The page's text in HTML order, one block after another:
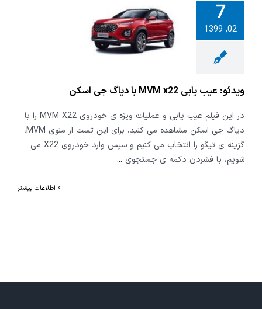
7
02, 1399
عیب یابی
MVM x22 با دیاگ
اسکن
ویدئو: عیب یابی MVM x22 با دیاگ جی اسکن
در این فیلم عیب یابی و عملیات ویژه ی خودروی MVM X22 را با
دیاگ جی اسکن مشاهده می کنید، برای این تست از منوی MVM،
گزینه ی تیگو را انتخاب می کنیم و سپس وارد خودروی X22 می
شویم، با فشردن دکمه ی جستجوی ...
اطلاعات بیشتر